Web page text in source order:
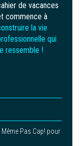
de vacances
commence à
la vie
qui
ressemble !
Pas Cap! pour